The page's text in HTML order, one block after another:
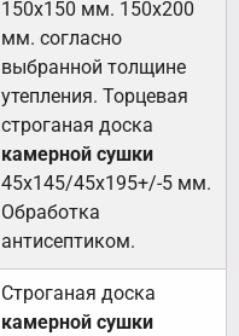
150х150 мм. 150х200
мм. согласно
выбранной толщине
утепления. Торцевая
строганая доска
камерной сушки
45х145/45х195+/-5 мм.
Обработка
антисептиком.
Строганая доска
камерной сушки